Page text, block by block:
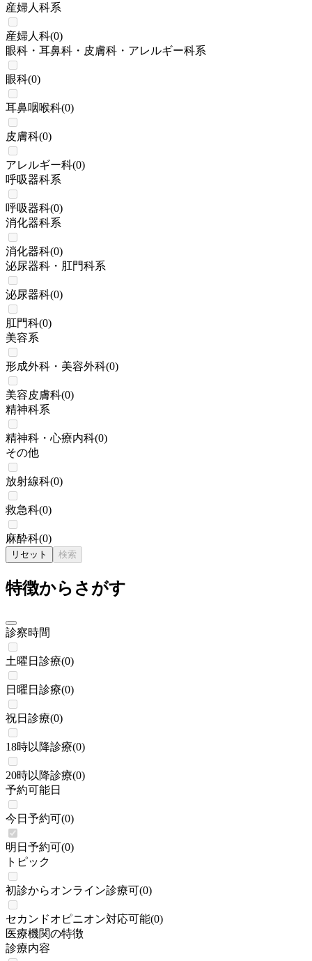
産婦人科系
産婦人科(0)
眼科・耳鼻科・皮膚科・アレルギー科系
眼科(0)
耳鼻咽喉科(0)
皮膚科(0)
アレルギー科(0)
呼吸器科系
呼吸器科(0)
消化器科系
消化器科(0)
泌尿器科・肛門科系
泌尿器科(0)
肛門科(0)
美容系
形成外科・美容外科(0)
美容皮膚科(0)
精神科系
精神科・心療内科(0)
その他
放射線科(0)
救急科(0)
麻酔科(0)
リセット 検索
特徴からさがす
診察時間
土曜日診療(0)
日曜日診療(0)
祝日診療(0)
18時以降診療(0)
20時以降診療(0)
予約可能日
今日予約可(0)
明日予約可(0)
トピック
初診からオンライン診療可(0)
セカンドオピニオン対応可能(0)
医療機関の特徴
診療内容